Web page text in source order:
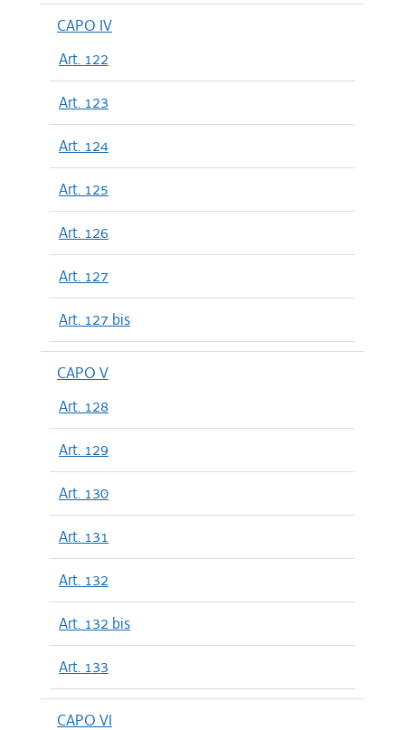
CAPO IV
Art. 122
Art. 123
Art. 124
Art. 125
Art. 126
Art. 127
Art. 127 bis
CAPO V
Art. 128
Art. 129
Art. 130
Art. 131
Art. 132
Art. 132 bis
Art. 133
CAPO VI